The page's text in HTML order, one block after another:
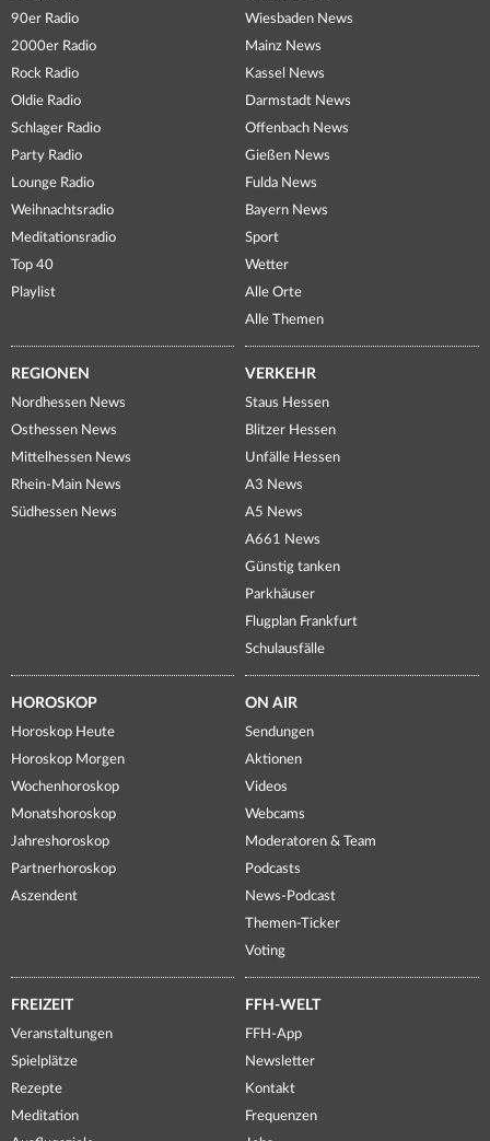
90er Radio
2000er Radio
Rock Radio
Oldie Radio
Schlager Radio
Party Radio
Lounge Radio
Weihnachtsradio
Meditationsradio
Top 40
Playlist
Wiesbaden News
Mainz News
Kassel News
Darmstadt News
Offenbach News
Gießen News
Fulda News
Bayern News
Sport
Wetter
Alle Orte
Alle Themen
REGIONEN
Nordhessen News
Osthessen News
Mittelhessen News
Rhein-Main News
Südhessen News
VERKEHR
Staus Hessen
Blitzer Hessen
Unfälle Hessen
A3 News
A5 News
A661 News
Günstig tanken
Parkhäuser
Flugplan Frankfurt
Schulausfälle
HOROSKOP
Horoskop Heute
Horoskop Morgen
Wochenhoroskop
Monatshoroskop
Jahreshoroskop
Partnerhoroskop
Aszendent
ON AIR
Sendungen
Aktionen
Videos
Webcams
Moderatoren & Team
Podcasts
News-Podcast
Themen-Ticker
Voting
FREIZEIT
Veranstaltungen
Spielplätze
Rezepte
Meditation
FFH-WELT
FFH-App
Newsletter
Kontakt
Frequenzen